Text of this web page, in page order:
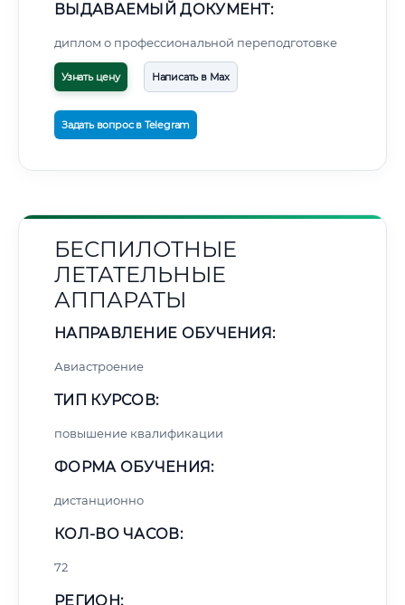
ВЫДАВАЕМЫЙ ДОКУМЕНТ:
диплом о профессиональной переподготовке
Узнать цену Написать в Max
Задать вопрос в Telegram
БЕСПИЛОТНЫЕ
ЛЕТАТЕЛЬНЫЕ
АППАРАТЫ
НАПРАВЛЕНИЕ ОБУЧЕНИЯ:
Авиастроение
ТИП КУРСОВ:
повышение квалификации
ФОРМА ОБУЧЕНИЯ:
дистанционно
КОЛ-ВО ЧАСОВ:
72
РЕГИОН: